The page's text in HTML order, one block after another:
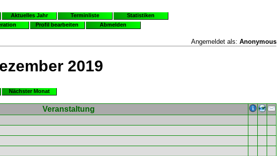
Aktuelles Jahr Terminliste
Statistiken
Profil bearbeiten Abmelden
Angemeldet als: Anonymous
2019
Nächster Monat
Veranstaltung